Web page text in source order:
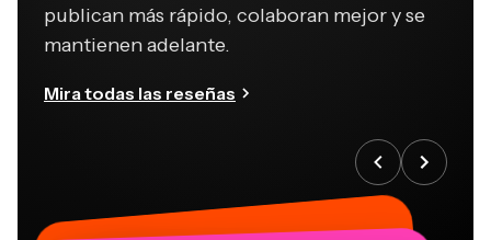
publican más rápido, colaboran mejor y se
mantienen adelante.
Mira todas las reseñas